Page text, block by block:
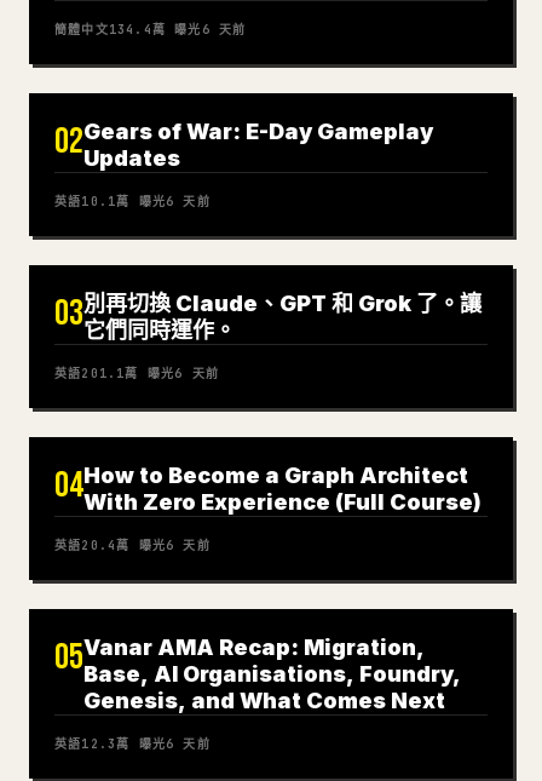
簡體中文134.4萬 曝光 6 天前
02Gears of War: E-Day Gameplay
Updates
英語10.1萬 曝光6 天前
03別再切換 Claude、GPT 和 Grok 了。讓
它們同時運作。
英語201.1萬 曝光6 天前
04How to Become a Graph Architect
With Zero Experience (Full Course)
英語20.4萬 曝光6 天前
05Vanar AMA Recap: Migration,
Base, AI Organisations, Foundry,
Genesis, and What Comes Next
英語12.3萬 曝光6 天前